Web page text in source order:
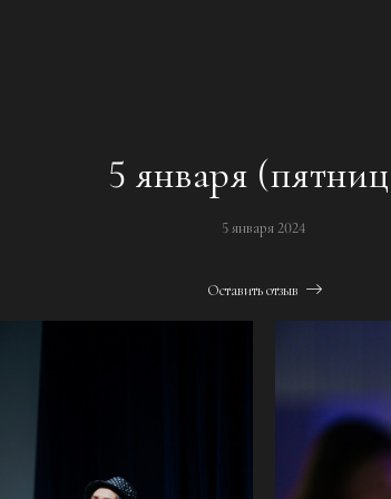
5 января
5 января 2024
Оставить отзыв